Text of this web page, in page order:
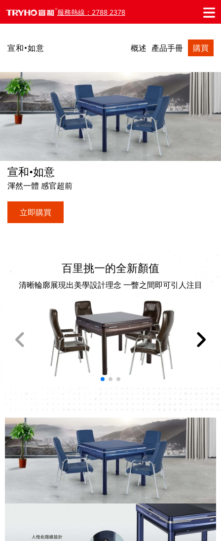
服務熱線：2788 2378
宣和•如意 概述 產品手冊 購買
宣和•如意
渾然一體 感官超前
立即購買
百里挑一的全新顏值
清晰輪廓展現出美學設計理念 一瞥之間即可引人注目